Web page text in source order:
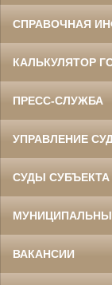
СПРАВОЧНАЯ
КАЛЬКУЛЯТОР
ПРЕСС-СЛУЖБА
УПРАВЛЕНИЕ
СУДЫ
ВАКАНСИИ